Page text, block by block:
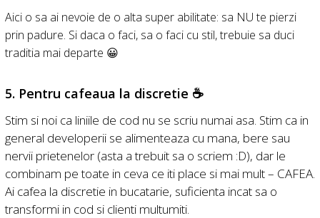
Aici o sa ai nevoie de o alta super abilitate: sa NU te pierzi
prin padure. Si daca o faci, sa o faci cu stil, trebuie sa duci
traditia mai departe 😀
5. Pentru cafeaua la discretie ☕
Stim si noi ca liniile de cod nu se scriu numai asa. Stim ca in
general developerii se alimenteaza cu mana, bere sau
nervii prietenelor (asta a trebuit sa o scriem :D), dar le
combinam pe toate in ceva ce iti place si mai mult – CAFEA.
Ai cafea la discretie in bucatarie, suficienta incat sa o
transformi in cod si clienti multumiti.